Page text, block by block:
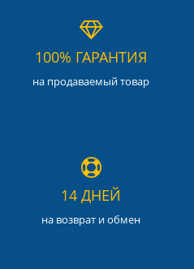
100% ГАРАНТИЯ
на продаваемый товар
14 ДНЕЙ
на возврат и обмен